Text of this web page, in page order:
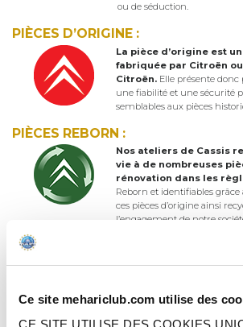
Ce site mehariclub.com utilise des
CE SITE UTILISE DES COOKIES
ou de séduction.
PIÈCES D’ORIGINE :
La pièce d’origine est
fabriquée par Citroën
Citroën. Elle présente
une fiabilité et une sécurité
semblables aux pièces
PIÈCES REBORN :
Nos ateliers de Cassis
vie à de nombreuses
rénovation dans les
Reborn et identifiables
ces pièces d’origine ainsi
l’engagement de notre
produite dans le plus
des charges et de la